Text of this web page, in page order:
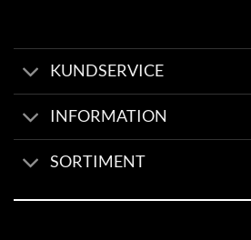
KUNDSERVICE
INFORMATION
SORTIMENT